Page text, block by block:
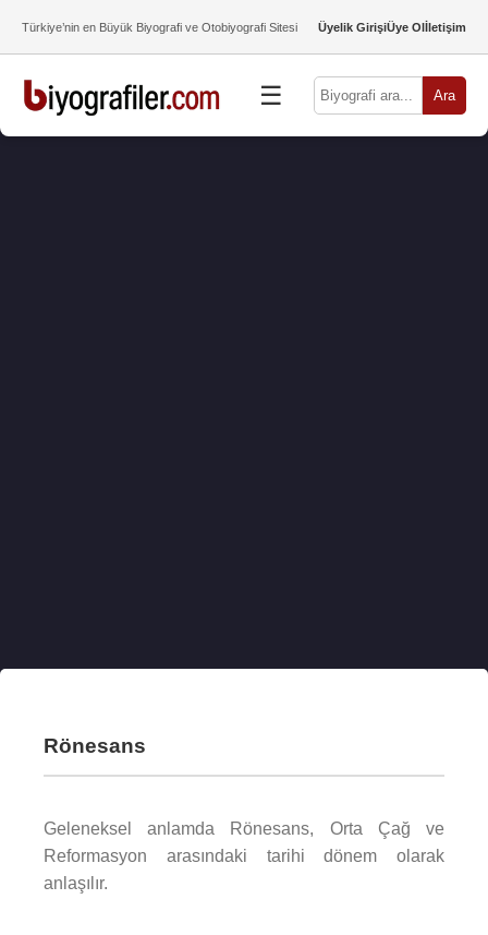
Türkiye’nin en Büyük Biyografi ve Otobiyografi Sitesi Üyelik GirişiÜye Olİletişim
☰ Ara
Rönesans
Geleneksel anlamda Rönesans, Orta Çağ ve
Reformasyon arasındaki tarihi dönem olarak
anlaşılır.